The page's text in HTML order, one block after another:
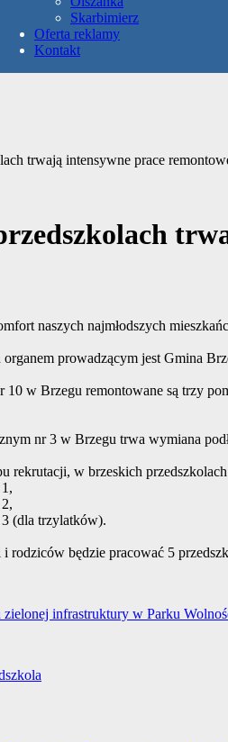
Skarbimierz
Oferta reklamy
Kontakt
trwają intensywne prace
naszych najmłodszych
prowadzącym jest Gmina
w Brzegu remontowane są trzy
nr 3 w Brzegu trwa wymiana
rekrutacji, w brzeskich
(dla trzylatków).
rodziców będzie pracować 5
zielonej infrastruktury w Parku